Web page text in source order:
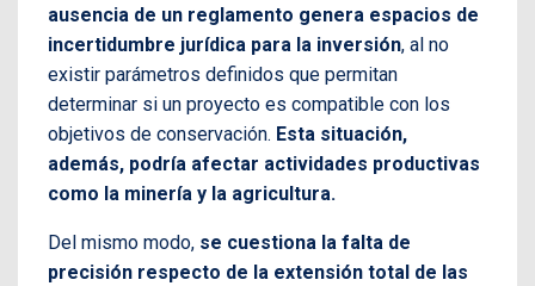
ausencia de un reglamento genera espacios de
incertidumbre jurídica para la inversión, al no
existir parámetros definidos que permitan
determinar si un proyecto es compatible con los
objetivos de conservación. Esta situación,
además, podría afectar actividades productivas
como la minería y la agricultura.
Del mismo modo, se cuestiona la falta de
precisión respecto de la extensión total de las